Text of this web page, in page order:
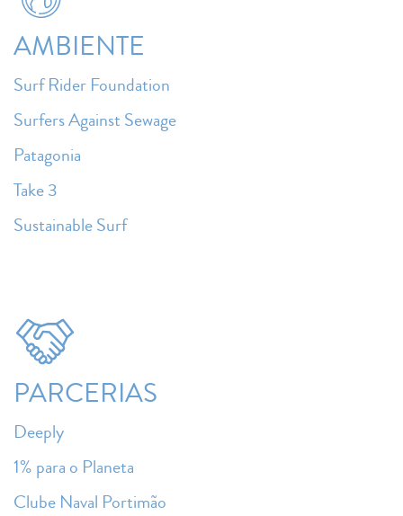
AMBIENTE
Surf Rider Foundation
Surfers Against Sewage
Patagonia
Take 3
Sustainable Surf
PARCERIAS
Deeply
1% para o Planeta
Clube Naval Portimão